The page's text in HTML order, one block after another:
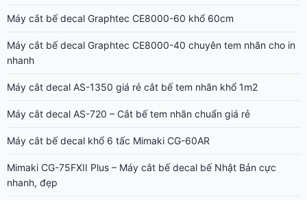
Máy cắt bế decal Graphtec CE8000-60 khổ 60cm
Máy cắt bế decal Graphtec CE8000-40 chuyên tem nhãn cho in
nhanh
Máy cắt decal AS-1350 giá rẻ cắt bế tem nhãn khổ 1m2
Máy cắt decal AS-720 – Cắt bế tem nhãn chuẩn giá rẻ
Máy cắt bế decal khổ 6 tấc Mimaki CG-60AR
Mimaki CG-75FXII Plus – Máy cắt bế decal bế Nhật Bản cực
nhanh, đẹp